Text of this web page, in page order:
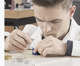
广东省阳江
广东省云浮市
广东省湛江